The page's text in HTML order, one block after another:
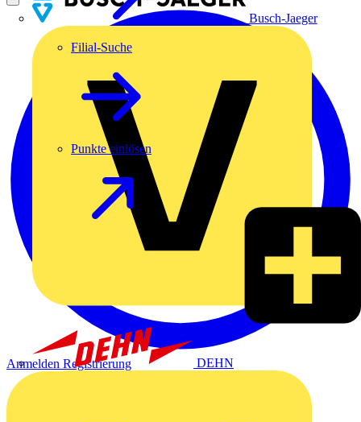
Busch-Jaeger
DEHN
Filial-Suche
Punkte einlösen
Anmelden Registrierung